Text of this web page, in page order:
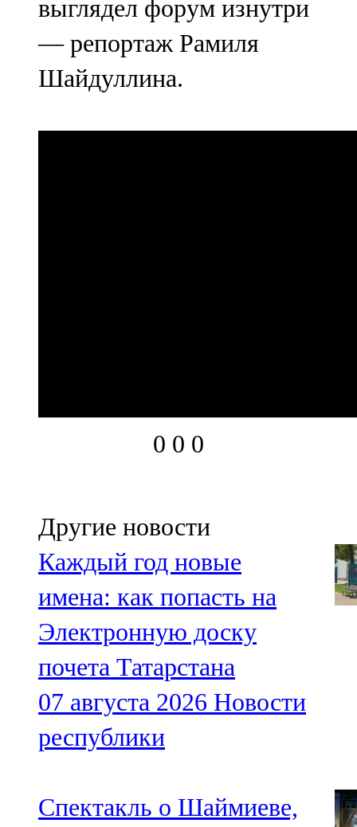
выглядел форум изнутри
— репортаж Рамиля
Шайдуллина.
0 0 0
Другие новости
Каждый год новые
имена: как попасть на
Электронную доску
почета Татарстана
07 августа 2026 Новости
республики
Спектакль о Шаймиеве,